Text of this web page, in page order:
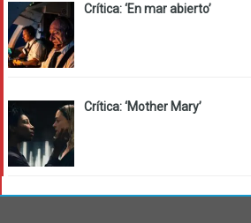
Crítica: ‘En mar abierto’
Crítica: ‘Mother Mary’